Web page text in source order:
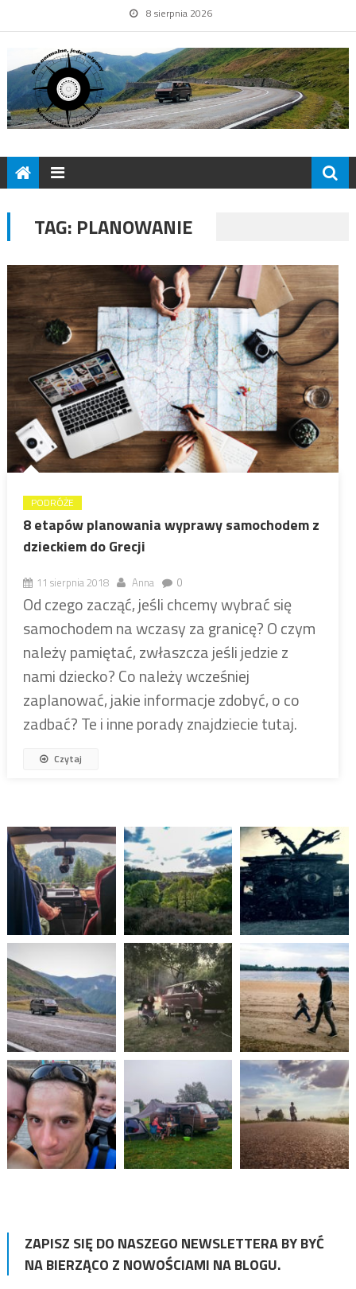
8 sierpnia 2026
TAG: PLANOWANIE
PODRÓŻE
8 etapów planowania wyprawy samochodem z
dzieckiem do Grecji
11 sierpnia 2018 Anna 0
Od czego zacząć, jeśli chcemy wybrać się
samochodem na wczasy za granicę? O czym
należy pamiętać, zwłaszcza jeśli jedzie z
nami dziecko? Co należy wcześniej
zaplanować, jakie informacje zdobyć, o co
zadbać? Te i inne porady znajdziecie tutaj.
Czytaj
ZAPISZ SIĘ DO NASZEGO NEWSLETTERA BY BYĆ
NA BIERZĄCO Z NOWOŚCIAMI NA BLOGU.